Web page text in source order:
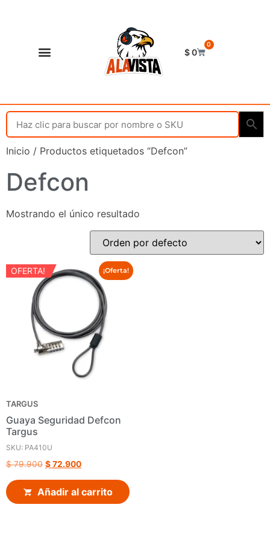
$0
0
Inicio / Productos etiquetados “Defcon”
Defcon
Mostrando el único resultado
¡Oferta!
OFERTA!
TARGUS
Guaya Seguridad Defcon
Targus
SKU: PA410U
$79.900 $72.900
Añadir al carrito